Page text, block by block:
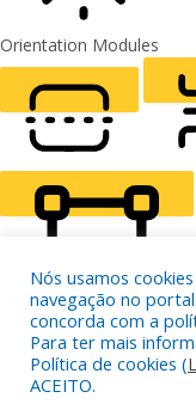
LIGHT CONTRAST
Orientation Modules
READING LINE
HIGHLIGHT CONTENT
Nós usamos
navegação no
concorda com a
Para ter mais
Política de cookies (
ACEITO.